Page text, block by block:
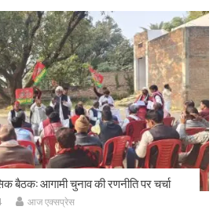
बैठक: आगामी चुनाव की रणनीति पर चर्चा
आज एक्सप्रेस